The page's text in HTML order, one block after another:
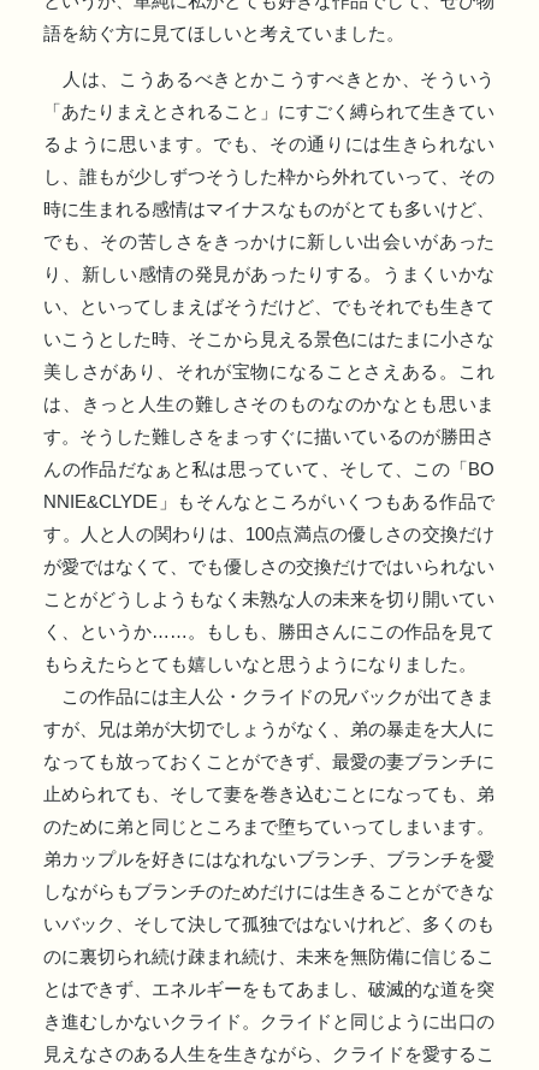
語を紡ぐ方に見てほしいと考えていました。
人は、こうあるべきとかこうすべきとか、そういう
「あたりまえとされること」にすごく縛られて生きてい
るように思います。でも、その通りには生きられない
し、誰もが少しずつそうした枠から外れていって、その
時に生まれる感情はマイナスなものがとても多いけど、
でも、その苦しさをきっかけに新しい出会いがあった
り、新しい感情の発見があったりする。うまくいかな
い、といってしまえばそうだけど、でもそれでも生きて
いこうとした時、そこから見える景色にはたまに小さな
美しさがあり、それが宝物になることさえある。これ
は、きっと人生の難しさそのものなのかなとも思いま
す。そうした難しさをまっすぐに描いているのが勝田さ
んの作品だなぁと私は思っていて、そして、この「BO
NNIE&CLYDE」もそんなところがいくつもある作品で
す。人と人の関わりは、100点満点の優しさの交換だけ
が愛ではなくて、でも優しさの交換だけではいられない
ことがどうしようもなく未熟な人の未来を切り開いてい
く、というか……。もしも、勝田さんにこの作品を見て
もらえたらとても嬉しいなと思うようになりました。
この作品には主人公・クライドの兄バックが出てきま
すが、兄は弟が大切でしょうがなく、弟の暴走を大人に
なっても放っておくことができず、最愛の妻ブランチに
止められても、そして妻を巻き込むことになっても、弟
のために弟と同じところまで堕ちていってしまいます。
弟カップルを好きにはなれないブランチ、ブランチを愛
しながらもブランチのためだけには生きることができな
いバック、そして決して孤独ではないけれど、多くのも
のに裏切られ続け疎まれ続け、未来を無防備に信じるこ
とはできず、エネルギーをもてあまし、破滅的な道を突
き進むしかないクライド。クライドと同じように出口の
見えなさのある人生を生きながら、クライドを愛するこ